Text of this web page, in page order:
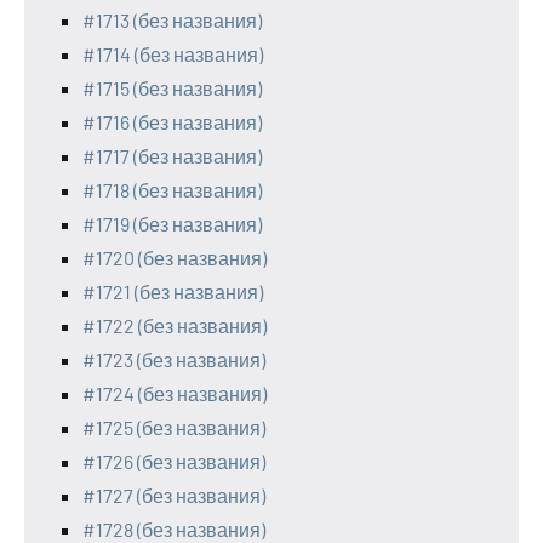
#1713 (без названия)
#1714 (без названия)
#1715 (без названия)
#1716 (без названия)
#1717 (без названия)
#1718 (без названия)
#1719 (без названия)
#1720 (без названия)
#1721 (без названия)
#1722 (без названия)
#1723 (без названия)
#1724 (без названия)
#1725 (без названия)
#1726 (без названия)
#1727 (без названия)
#1728 (без названия)